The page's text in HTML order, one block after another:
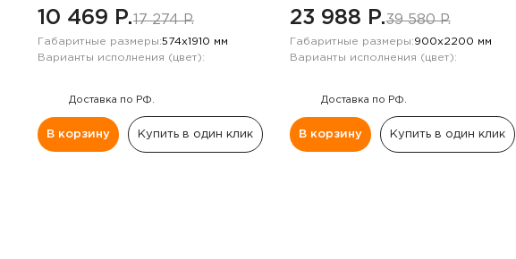
10 469 P.17 274 P.
Габаритные размеры:574х1910 мм
Варианты исполнения (цвет):
Доставка по РФ.
В корзину Купить в один клик
23 988 P.39 580 P.
Габаритные размеры:900х2200 мм
Варианты исполнения (цвет):
Доставка по РФ.
В корзину Купить в один клик